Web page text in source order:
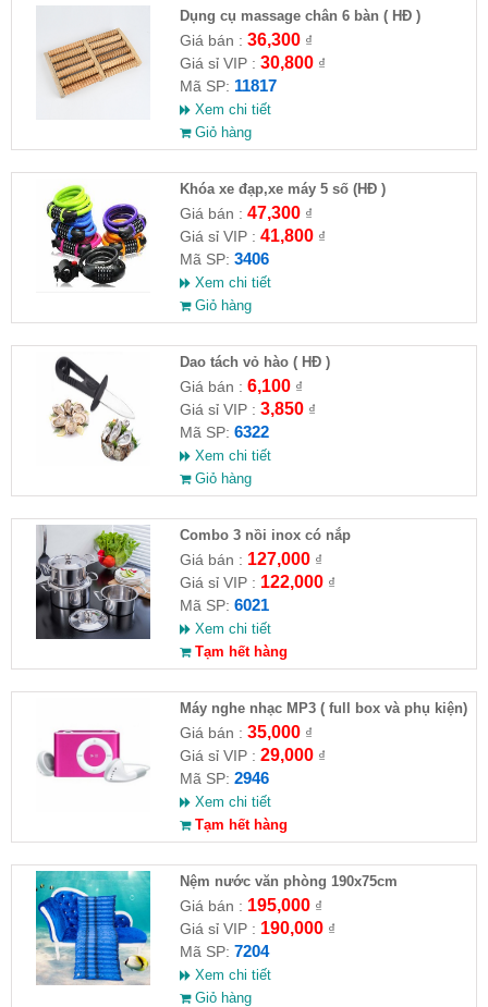
Dụng cụ massage chân 6 bàn ( HĐ )
Giá bán : 36,300₫
Giá sỉ VIP : 30,800₫
Mã SP: 11817
Xem chi tiết
Giỏ hàng
Khóa xe đạp,xe máy 5 số (HĐ )
Giá bán : 47,300₫
Giá sỉ VIP : 41,800₫
Mã SP: 3406
Xem chi tiết
Giỏ hàng
Dao tách vỏ hào ( HĐ )
Giá bán : 6,100₫
Giá sỉ VIP : 3,850₫
Mã SP: 6322
Xem chi tiết
Giỏ hàng
Combo 3 nồi inox có nắp
Giá bán : 127,000₫
Giá sỉ VIP : 122,000₫
Mã SP: 6021
Xem chi tiết
Tạm hết hàng
Máy nghe nhạc MP3 ( full box và phụ kiện)
Giá bán : 35,000₫
Giá sỉ VIP : 29,000₫
Mã SP: 2946
Xem chi tiết
Tạm hết hàng
Nệm nước văn phòng 190x75cm
Giá bán : 195,000₫
Giá sỉ VIP : 190,000₫
Mã SP: 7204
Xem chi tiết
Giỏ hàng